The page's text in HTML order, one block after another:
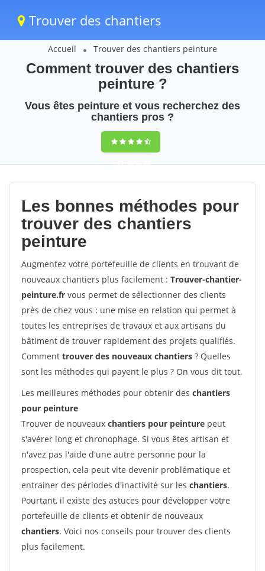
Trouver des chantiers
Accueil Trouver des chantiers peinture
Comment trouver des chantiers
peinture ?
Vous êtes peinture et vous recherchez des
chantiers pros ?
9,5(100%)28
votes
Les bonnes méthodes pour
trouver des chantiers
peinture
Augmentez votre portefeuille de clients en trouvant de
nouveaux chantiers plus facilement : Trouver-chantier-
peinture.fr vous permet de sélectionner des clients
près de chez vous : une mise en relation qui permet à
toutes les entreprises de travaux et aux artisans du
bâtiment de trouver rapidement des projets qualifiés.
Comment trouver des nouveaux chantiers ? Quelles
sont les méthodes qui payent le plus ? On vous dit tout.
Les meilleures méthodes pour obtenir des chantiers
pour peinture
Trouver de nouveaux chantiers pour peinture peut
s'avérer long et chronophage. Si vous êtes artisan et
n'avez pas l'aide d'une autre personne pour la
prospection, cela peut vite devenir problématique et
entrainer des périodes d'inactivité sur les chantiers.
Pourtant, il existe des astuces pour développer votre
portefeuille de clients et obtenir de nouveaux
chantiers. Voici nos conseils pour trouver des clients
plus facilement.